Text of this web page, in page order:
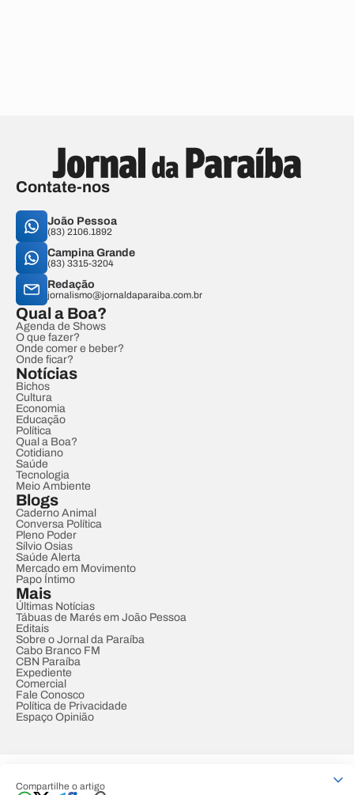
Compartilhe o artigo
Contate-nos
João Pessoa
(83) 2106.1892
Campina Grande
(83) 3315-3204
Redação
jornalismo@jornaldaparaiba.com.br
Qual a Boa?
Agenda de Shows
O que fazer?
Onde comer e beber?
Onde ficar?
Notícias
Bichos
Cultura
Economia
Educação
Política
Qual a Boa?
Cotidiano
Saúde
Tecnologia
Meio Ambiente
Blogs
Caderno Animal
Conversa Política
Pleno Poder
Sílvio Osias
Saúde Alerta
Mercado em Movimento
Papo Íntimo
Mais
Últimas Notícias
Tábuas de Marés em João Pessoa
Editais
Sobre o Jornal da Paraíba
Cabo Branco FM
CBN Paraíba
Expediente
Comercial
Fale Conosco
Política de Privacidade
Espaço Opinião